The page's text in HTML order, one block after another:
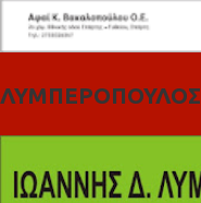
ΛΥΜΠΕΡΟΠΟΥΛΟΣ